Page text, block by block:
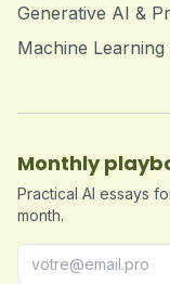
Generative AI &
Machine
Monthly
Practical AI essays
month.